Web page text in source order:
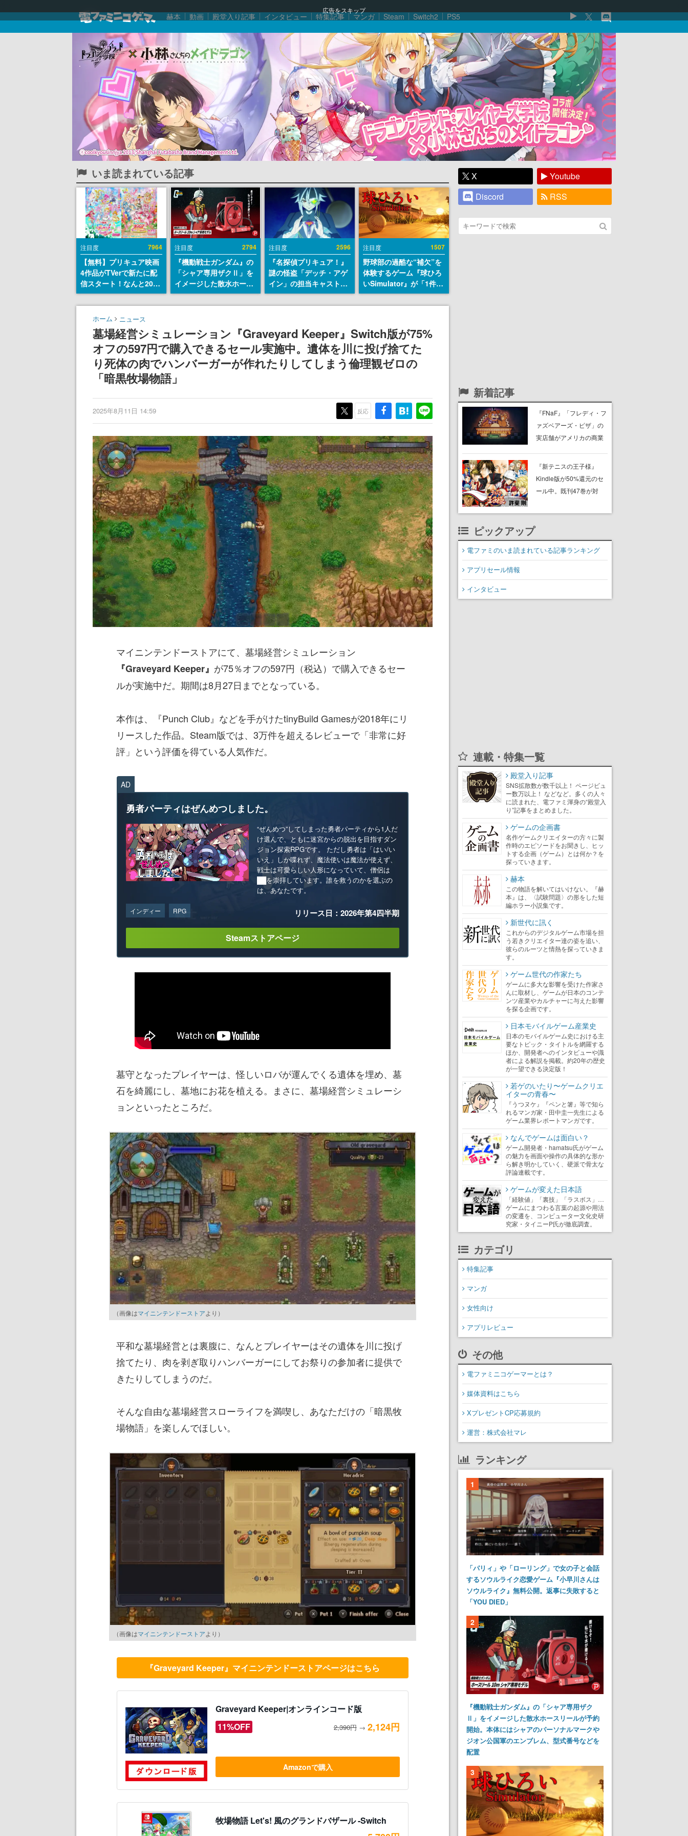
広告をスキップ
赫本 動画 殿堂入り記事 インタビュー 特集記事 マンガ Steam Switch2 PS5
いま読まれている記事
注目度 7964
【無料】プリキュア映画
4作品がTVerで新たに配
信スタート！なんと2018
年～2024年の映画ほぼす
べてが見放題に、ぶっち
ゃけありえないラインナ
ップ
注目度 2794
『機動戦士ガンダム』の
「シャア専用ザクⅡ」を
イメージした散水ホース
リールが予約開始。本体
にはシャアのパーソナル
エンブレム、型式番号な
どを配置
注目度 2596
『名探偵プリキュア！』
謎の怪盗「デッチ・アゲ
イン」の担当キャストは
天﨑滉平さんと判明。
『Re:ゼロから始める異
田三郎役など
注目度 1507
野球部の過酷な“補欠”を
体験するゲーム『球ひろ
いSimulator』が「1件」
のウィッシュリストをも
とにチェコ語に対応し
ダム・カム』開発元やチ
ェコのプロ野球選手から
称賛の声
ホーム ニュース
墓場経営シミュレーション『Graveyard Keeper』Switch版が75%
オフの597円で購入できるセール実施中。遺体を川に投げ捨てた
り死体の肉でハンバーガーが作れたりしてしまう倫理観ゼロの
「暗黒牧場物語」
2025年8月11日 14:59 反応
マイニンテンドーストアにて、墓場経営シミュレーション
『Graveyard Keeper』 が75％オフの597円（税込）で購入できるセー
ルが実施中だ。期間は8月27日までとなっている。
本作は、『Punch Club』などを手がけたtinyBuild Gamesが2018年にリ
リースした作品。Steam版では、3万件を超えるレビューで「非常に好
評」という評価を得ている人気作だ。
AD
勇者パーティはぜんめつしました。
“ぜんめつ”してしまった勇者パーティから1人だ
け選んで、ともに迷宮からの脱出を目指すダン
ジョン探索RPGです。 ただし勇者は「はい/い
いえ」しか喋れず、魔法使いは魔法が使えず、
戦士は可愛らしい人形になっていて、僧侶は
██を崇拝しています。誰を救うのかを選ぶの
は、あなたです。
インディー RPG リリース日：2026年第4四半期
Steamストアページ
墓守となったプレイヤーは、怪しいロバが運んでくる遺体を埋め、墓
石を綺麗にし、墓地にお花を植える。まさに、墓場経営シミュレーシ
ョンといったところだ。
（画像はマイニンテンドーストアより）
平和な墓場経営とは裏腹に、なんとプレイヤーはその遺体を川に投げ
捨てたり、肉を剥ぎ取りハンバーガーにしてお祭りの参加者に提供で
きたりしてしまうのだ。
そんな自由な墓場経営スローライフを満喫し、あなただけの「暗黒牧
場物語」を楽しんでほしい。
（画像はマイニンテンドーストアより）
『Graveyard Keeper』マイニンテンドーストアページはこちら
Graveyard Keeper|オンラインコード版
11%OFF
2,390円 → 2,124円
Amazonで購入
牧場物語 Let's! 風のグランドバザール -Switch
X
Youtube
Discord
RSS
新着記事
『FNaF』「フレディ・フ
ァズベアーズ・ピザ」の
実店舗がアメリカの商業
に2027年オープン！
ScottGamesとの共同開
発、食事だけでなくステ
『新テニスの王子様』
Kindle版が50%還元のセ
ール中。既刊47巻が対
得にまとめ買いするチャ
ピックアップ
電ファミのいま読まれている記事ランキング
アプリセール情報
インタビュー
連載・特集一覧
殿堂入り記事
SNS拡散数が数千以上！ ページビュ
ー数万以上！ などなど。多くの人々
に読まれた、電ファミ渾身の“殿堂入
り”記事をまとめました。
ゲームの企画書
名作ゲームクリエイターの方々に製
作時のエピソードをお聞きし、ヒッ
トする企画（ゲーム）とは何か？を
探っていきます。
赫本
この物語を解いてはいけない。『赫
本』は、〈試験問題〉の形をした短
編ホラー小説集です。
新世代に訊く
これからのデジタルゲーム市場を担
う若きクリエイター達の姿を追い、
彼らのルーツと情熱を探っていきま
す。
ゲーム世代の作家たち
ゲームに多大な影響を受けた作家さ
んに取材し、ゲームが日本のコンテ
ンツ産業やカルチャーに与えた影響
を探る企画です。
日本モバイルゲーム産業史
日本のモバイルゲーム史における主
要なトピック・タイトルを網羅する
ほか、開発者へのインタビューや識
者による解説を掲載。約20年の歴史
が一望できる決定版！
若ゲのいたり〜ゲームクリエ
イターの青春〜
『うつヌケ』『ペンと箸』等で知ら
れるマンガ家・田中圭一先生による
ゲーム業界レポートマンガです。
なんでゲームは面白い？
ゲーム開発者・hamatsu氏がゲーム
の魅力を画面や操作の具体的な形か
ら解き明かしていく、硬派で骨太な
評論連載です。
ゲームが変えた日本語
「経験値」「裏技」「ラスボス」…
ゲームにまつわる言葉の起源や用法
の変遷を、コンピューター文化史研
究家・タイニーP氏が徹底調査。
カテゴリ
特集記事
マンガ
女性向け
アプリレビュー
その他
電ファミニコゲーマーとは？
媒体資料はこちら
XプレゼントCP応募規約
運営：株式会社マレ
ランキング
1
「パリィ」や「ローリング」で女の子と会話
するソウルライク恋愛ゲーム『小早川さんは
ソウルライク』無料公開。返事に失敗すると
「YOU DIED」
2
『機動戦士ガンダム』の「シャア専用ザク
Ⅱ」をイメージした散水ホースリールが予約
開始。本体にはシャアのパーソナルマークや
ジオン公国軍のエンブレム、型式番号などを
配置
3